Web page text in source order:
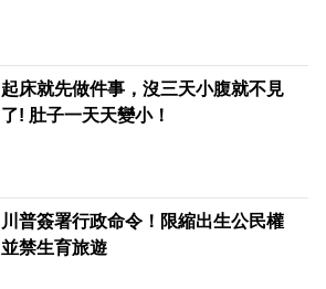
起床就先做件事，沒三天小腹就不見
了! 肚子一天天變小！
川普簽署行政命令！限縮出生公民權
並禁生育旅遊